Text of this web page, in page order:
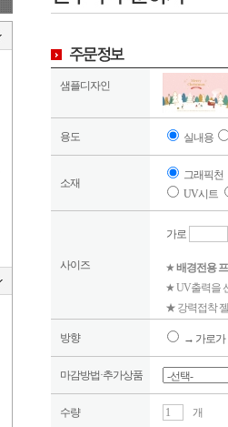
샘플디자인
용도 실내용
소재
그래픽천
UV시트
사이즈
가로
★배경전용
★ UV출력을
★ 강력접착
방향 → 가로가
마감방법·추가상품
수량 개